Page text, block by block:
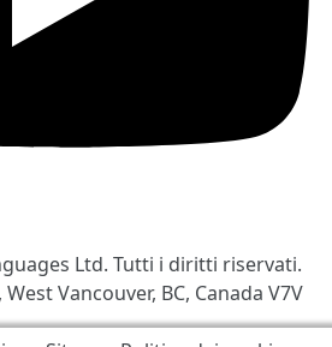
Ltd. Tutti i diritti riservati.
Vancouver, BC, Canada V7V